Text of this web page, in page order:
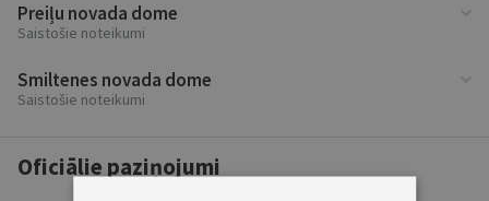
Preiļu novada dome
Saistošie noteikumi
Smiltenes novada dome
Saistošie noteikumi
Oficiālie paziņojumi